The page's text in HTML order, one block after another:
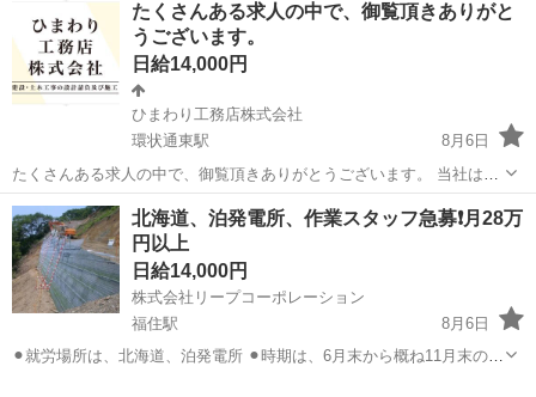
たくさんある求人の中で、御覧頂きありがと
うございます。
日給14,000円
ひまわり工務店株式会社
環状通東駅
8月6日
たくさんある求人の中で、御覧頂きありがとうございます。 当社は、
土木工事、型枠工事 鳶、解体、現場仕事全般です。 現場によりお仕事
内容は変わります。 （勤務時間） ８時－１７時 になります。 勤務
地 札幌...
北海道 札幌市 環状通東駅 その他 給料
北海道、泊発電所、作業スタッフ急募❗️月28万
円以上
日給14,000円
株式会社リープコーポレーション
福住駅
8月6日
⚫︎就労場所は、北海道、泊発電所 ⚫︎時期は、6月末から概ね11月末の降